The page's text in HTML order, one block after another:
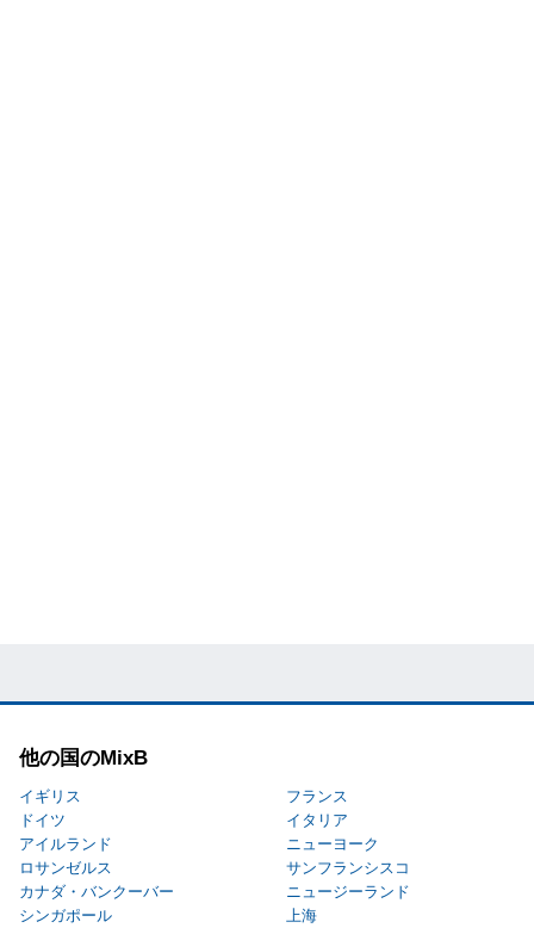
他の国のMixB
イギリス
フランス
ドイツ
イタリア
アイルランド
ニューヨーク
ロサンゼルス
サンフランシスコ
カナダ・バンクーバー
ニュージーランド
シンガポール
上海